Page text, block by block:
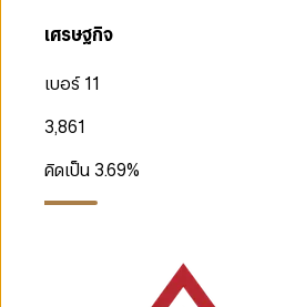
เศรษฐกิจ
เบอร์ 11
3,861
คิดเป็น 3.69%